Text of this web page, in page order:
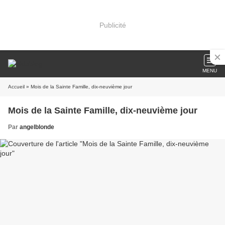
Publicité
MENU
Accueil » Mois de la Sainte Famille, dix-neuvième jour
Mois de la Sainte Famille, dix-neuvième jour
Par angelblonde